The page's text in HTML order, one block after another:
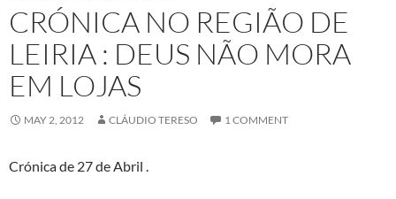
CRÓNICA NO REGIÃO DE
LEIRIA : DEUS NÃO MORA
EM LOJAS
MAY 2, 2012 CLÁUDIO TERESO 1 COMMENT
Crónica de 27 de Abril .